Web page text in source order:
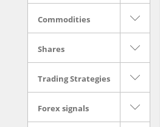
Commodities
Shares
Trading Strategies
Forex signals